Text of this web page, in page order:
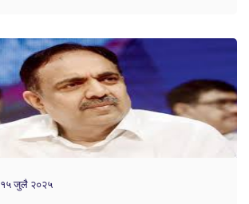
१५ जुलै २०२५